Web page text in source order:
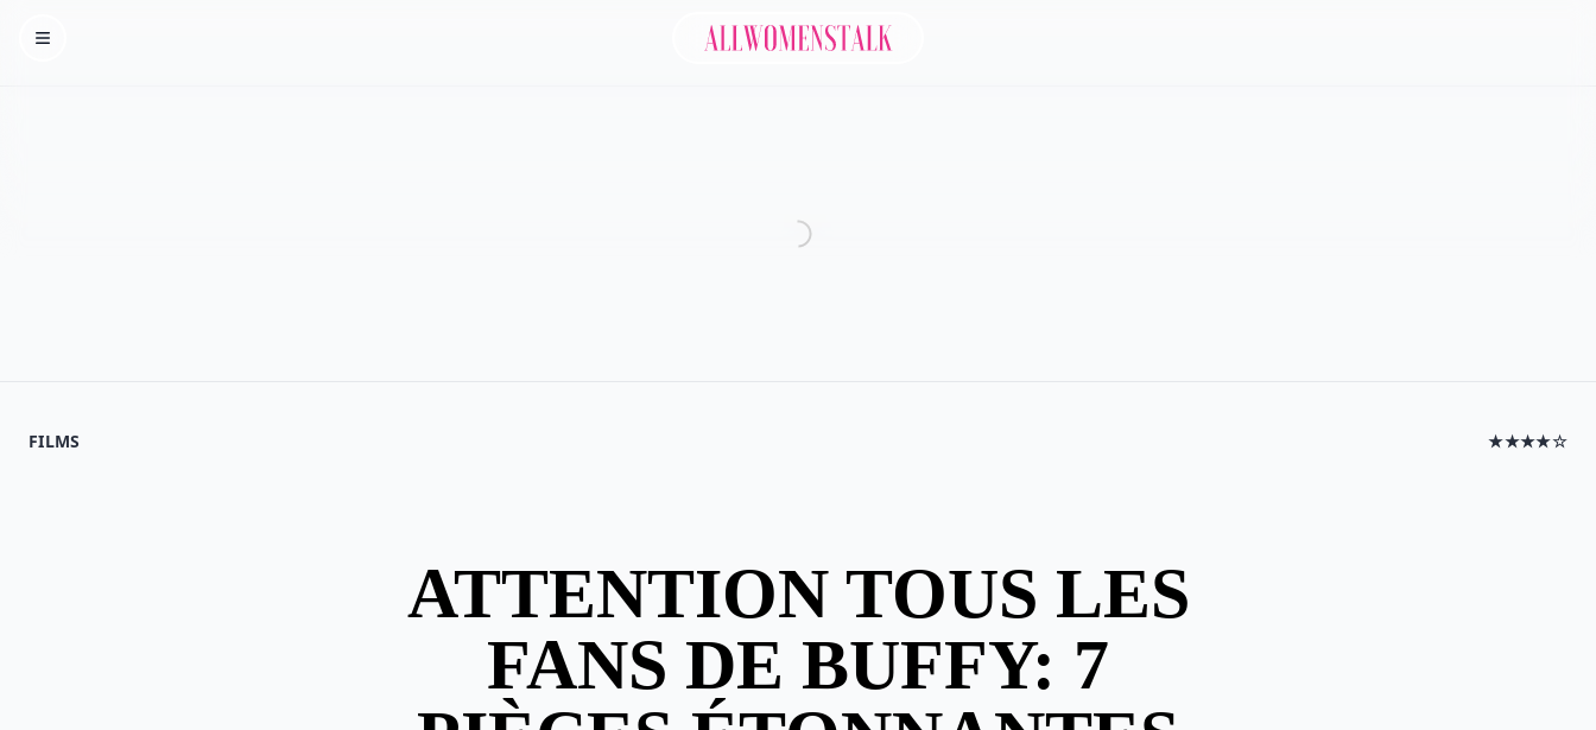
Homepage
Allwomenstalk
FILMS ★★★★☆
ATTENTION TOUS LES
FANS DE BUFFY: 7